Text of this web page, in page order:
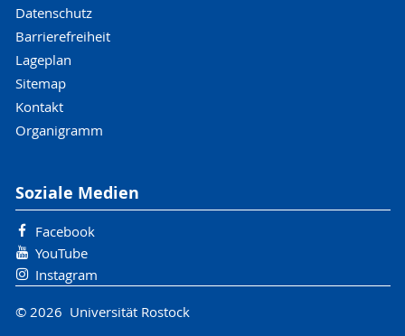
Datenschutz
Barrierefreiheit
Lageplan
Sitemap
Kontakt
Organigramm
Soziale Medien
Facebook
YouTube
Instagram
© 2026 Universität Rostock